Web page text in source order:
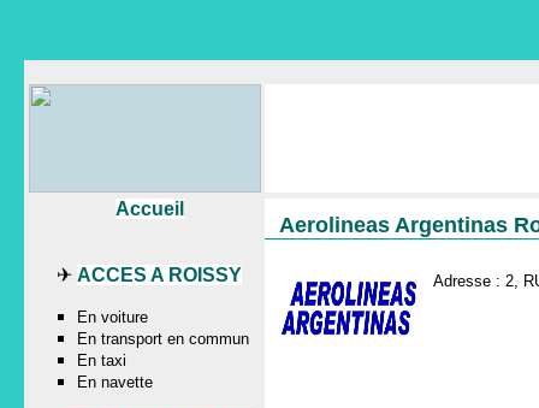
Aerolineas Argentinas
Adresse : 2,
Accueil
✈ ACCES A ROISSY
En voiture
En transport en commun
En taxi
En navette